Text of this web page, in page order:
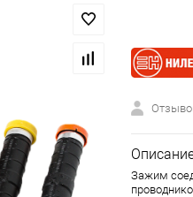
Зажим